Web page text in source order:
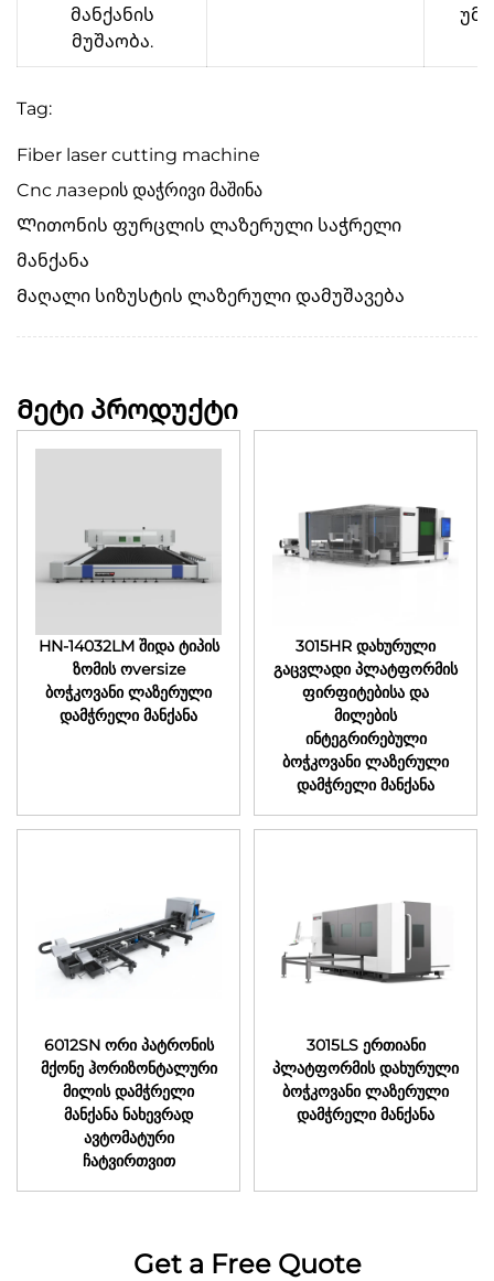
მანქანის
მუშაობა.
Tag:
Fiber laser cutting machine
Cnc лазерის დაჭრივი მაშინა
Ლითონის ფურცლის ლაზერული საჭრელი
მანქანა
Მაღალი სიზუსტის ლაზერული დამუშავება
Მეტი პროდუქტი
HN-14032LM შიდა ტიპის
ზომის ოversize
ბოჭკოვანი ლაზერული
დამჭრელი მანქანა
3015HR დახურული
გაცვლადი პლატფორმის
ფირფიტებისა და
მილების
ინტეგრირებული
ბოჭკოვანი ლაზერული
დამჭრელი მანქანა
6012SN ორი პატრონის
მქონე ჰორიზონტალური
მილის დამჭრელი
მანქანა ნახევრად
ავტომატური
ჩატვირთვით
3015LS ერთიანი
პლატფორმის დახურული
ბოჭკოვანი ლაზერული
დამჭრელი მანქანა
Get a Free Quote